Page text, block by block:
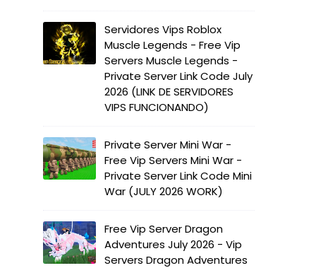
Servidores Vips Roblox
Muscle Legends - Free Vip
Servers Muscle Legends -
Private Server Link Code July
2026 (LINK DE SERVIDORES
VIPS FUNCIONANDO)
Private Server Mini War -
Free Vip Servers Mini War -
Private Server Link Code Mini
War (JULY 2026 WORK)
Free Vip Server Dragon
Adventures July 2026 - Vip
Servers Dragon Adventures